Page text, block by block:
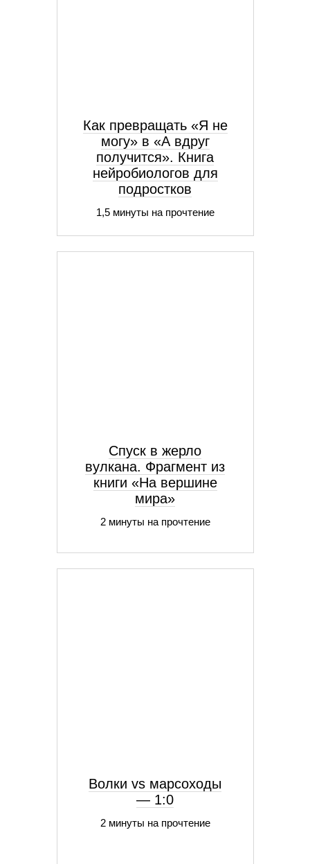
Как превращать «Я не
могу» в «А вдруг
получится». Книга
нейробиологов для
подростков
1,5 минуты на прочтение
Спуск в жерло
вулкана. Фрагмент из
книги «На вершине
мира»
2 минуты на прочтение
Волки vs марсоходы
— 1:0
2 минуты на прочтение